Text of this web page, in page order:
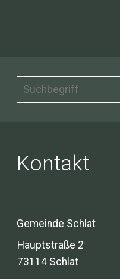
Kontakt
Gemeinde Schlat
Hauptstraße 2
73114 Schlat